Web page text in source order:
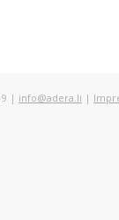
| info@adera.li |